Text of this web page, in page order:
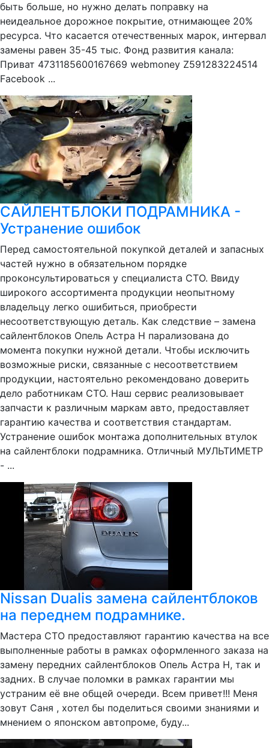
быть больше, но нужно делать поправку на
неидеальное дорожное покрытие, отнимающее 20%
ресурса. Что касается отечественных марок, интервал
замены равен 35-45 тыс. Фонд развития канала:
Приват 4731185600167669 webmoney Z591283224514
Facebook ...
САЙЛЕНТБЛОКИ ПОДРАМНИКА -
Устранение ошибок
Перед самостоятельной покупкой деталей и запасных
частей нужно в обязательном порядке
проконсультироваться у специалиста СТО. Ввиду
широкого ассортимента продукции неопытному
владельцу легко ошибиться, приобрести
несоответствующую деталь. Как следствие – замена
сайлентблоков Опель Астра H парализована до
момента покупки нужной детали. Чтобы исключить
возможные риски, связанные с несоответствием
продукции, настоятельно рекомендовано доверить
дело работникам СТО. Наш сервис реализовывает
запчасти к различным маркам авто, предоставляет
гарантию качества и соответствия стандартам.
Устранение ошибок монтажа дополнительных втулок
на сайлентблоки подрамника. Отличный МУЛЬТИМЕТР
- ...
Nissan Dualis замена сайлентблоков
на переднем подрамнике.
Мастера СТО предоставляют гарантию качества на все
выполненные работы в рамках оформленного заказа на
замену передних сайлентблоков Опель Астра H, так и
задних. В случае поломки в рамках гарантии мы
устраним её вне общей очереди. Всем привет!!! Меня
зовут Саня , хотел бы поделиться своими знаниями и
мнением о японском автопроме, буду...